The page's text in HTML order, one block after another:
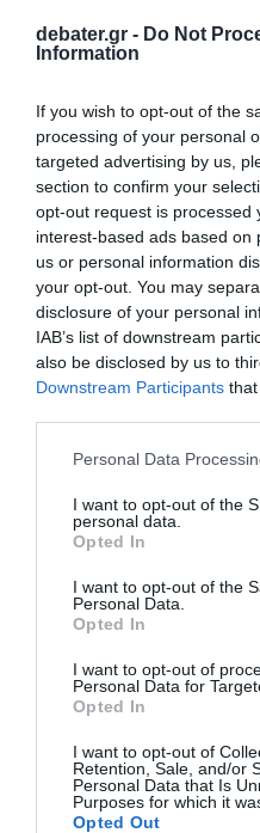
debater.gr - Do Not
Information
If you wish to opt-out of the
processing of your personal
targeted advertising by us,
section to confirm your
opt-out request is processed
interest-based ads based on
us or personal information
your opt-out. You may
disclosure of your personal
IAB’s list of downstream
also be disclosed by us to
Downstream Participants
Please note that this
not limited to your visit or
grant or deny consent to
use your data for below
consent section.
Personal Data
I want to opt-out of the
personal data.
Opted In
I want to opt-out of the
Personal Data.
Opted In
I want to opt-out of
Personal Data for
Opted In
I want to opt-out of
Retention, Sale, and/or
Personal Data that Is
Purposes for which it
Opted Out
ΕΛΛΑΔΑ